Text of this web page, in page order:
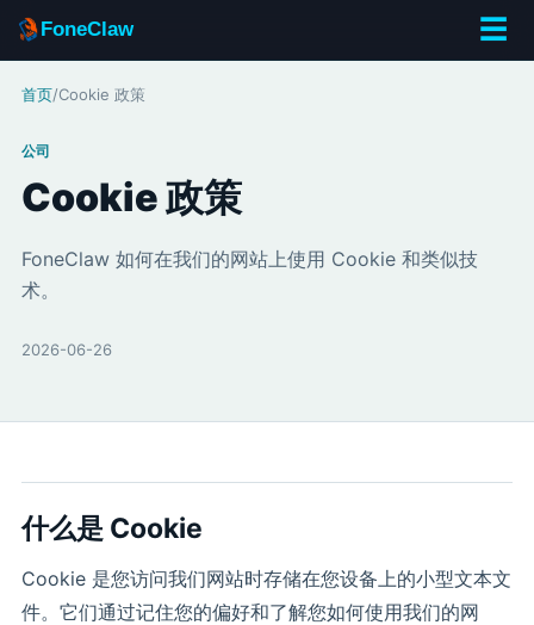
FoneClaw ☰
首页/Cookie 政策
公司
Cookie政策
FoneClaw 如何在我们的网站上使用 Cookie 和类似技
术。
2026-06-26
什么是 Cookie
Cookie 是您访问我们网站时存储在您设备上的小型文本文
件。它们通过记住您的偏好和了解您如何使用我们的网